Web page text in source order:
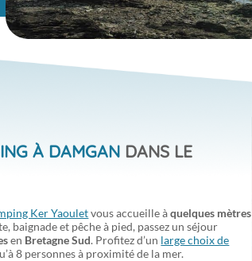
À DAMGAN DANS LE
Ker Yaouletvous accueille àquelques mètres
baignade et pêche à pied, passez un séjour
en Bretagne Sud. Profitez d’un large choix de
8 personnes à proximité de la mer.